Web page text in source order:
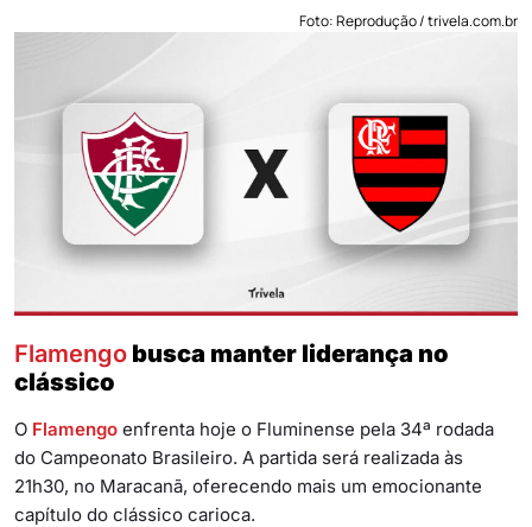
Foto: Reprodução / trivela.com.br
Flamengo busca manter liderança no
clássico
O Flamengo enfrenta hoje o Fluminense pela 34ª rodada
do Campeonato Brasileiro. A partida será realizada às
21h30, no Maracanã, oferecendo mais um emocionante
capítulo do clássico carioca.